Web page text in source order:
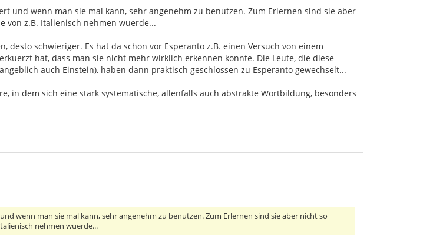
und wenn man sie mal kann, sehr angenehm zu benutzen. Zum Erlernen sind sie aber
von z.B. Italienisch nehmen wuerde...
desto schwieriger. Es hat da schon vor Esperanto z.B. einen Versuch von einem
hat, dass man sie nicht mehr wirklich erkennen konnte. Die Leute, die diese
auch Einstein), haben dann praktisch geschlossen zu Esperanto gewechselt...
in dem sich eine stark systematische, allenfalls auch abstrakte Wortbildung, besonders
wenn man sie mal kann, sehr angenehm zu benutzen. Zum Erlernen sind sie aber nicht so
nehmen wuerde...